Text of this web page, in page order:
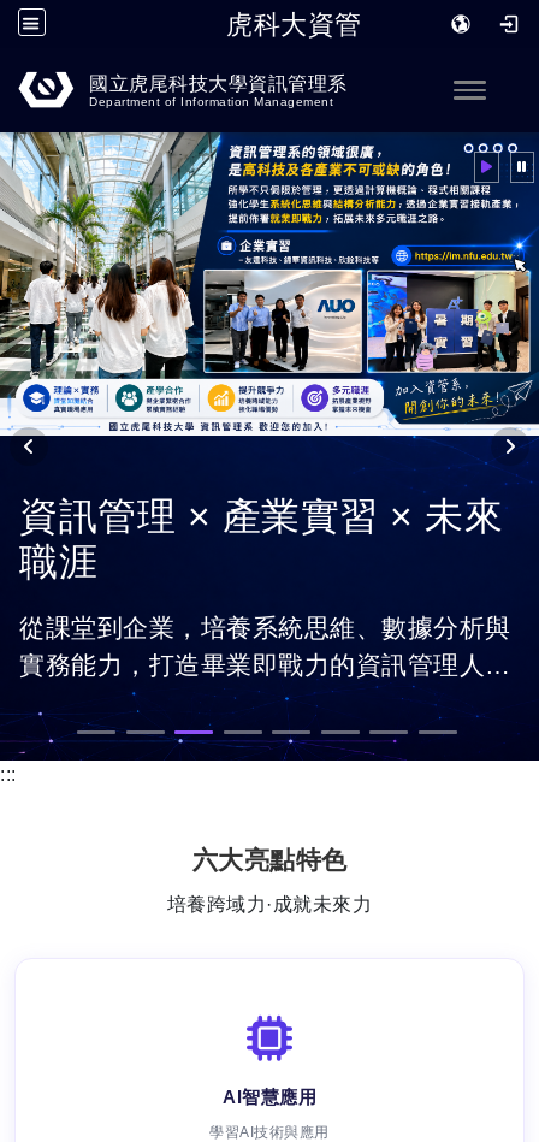
虎科大資管
跳到主要內容
國立虎尾科技大學資訊管理系
Department of Information Management
資訊管理 × 產業實習 × 未來
職涯
從課堂到企業，培養系統思維、數據分析與
實務能力，打造畢業即戰力的資訊管理人
:::
六大亮點特色
培養跨域力·成就未來力
AI智慧應用
學習AI技術與應用